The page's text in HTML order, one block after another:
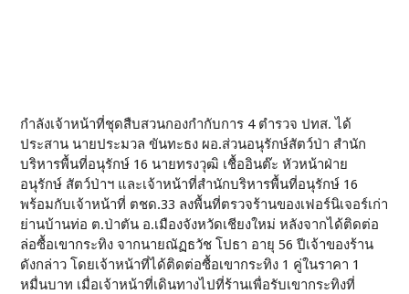
กำลังเจ้าหน้าที่ชุดสืบสวนกองกำกับการ 4 ตำรวจ ปทส. ได้
ประสาน นายประมวล ขันทะธง ผอ.ส่วนอนุรักษ์สัตว์ป่า สำนัก
บริหารพื้นที่อนุรักษ์ 16 นายทรงวุฒิ เชื้ออินต๊ะ หัวหน้าฝ่าย
อนุรักษ์ สัตว์ป่าฯ และเจ้าหน้าที่สำนักบริหารพื้นที่อนุรักษ์ 16
พร้อมกับเจ้าหน้าที่ ตชด.33 ลงพื้นที่ตรวจร้านของเฟอร์นิเจอร์เก่า
ย่านบ้านท่อ ต.ป่าตัน อ.เมืองจังหวัดเชียงใหม่ หลังจากได้ติดต่อ
ล่อซื้อเขากระทิง จากนายณัฏธวัช โปธา อายุ 56 ปีเจ้าของร้าน
ดังกล่าว โดยเจ้าหน้าที่ได้ติดต่อซื้อเขากระทิง 1 คู่ในราคา 1
หมื่นบาท เมื่อเจ้าหน้าที่เดินทางไปที่ร้านเพื่อรับเขากระทิงที่